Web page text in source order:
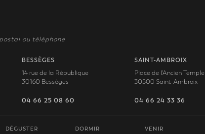
ou téléphone
BESSÈGES
14 rue de la République
30160 Bessèges
04 66 25 08 60
SAINT-AMBROIX
Place de l'Ancien Temple
30500 Saint-Ambroix
04 66 24 33 36
DÉGUSTER
DORMIR
VENIR